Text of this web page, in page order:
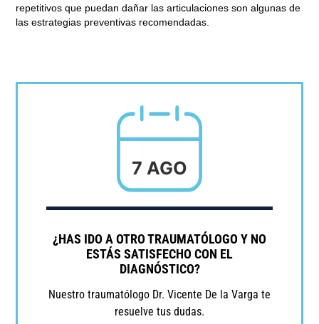
repetitivos que puedan dañar las articulaciones son algunas de
las estrategias preventivas recomendadas.
7 AGO
¿HAS IDO A OTRO TRAUMATÓLOGO Y NO
ESTÁS SATISFECHO CON EL
DIAGNÓSTICO?
Nuestro traumatólogo Dr. Vicente De la Varga te
resuelve tus dudas.